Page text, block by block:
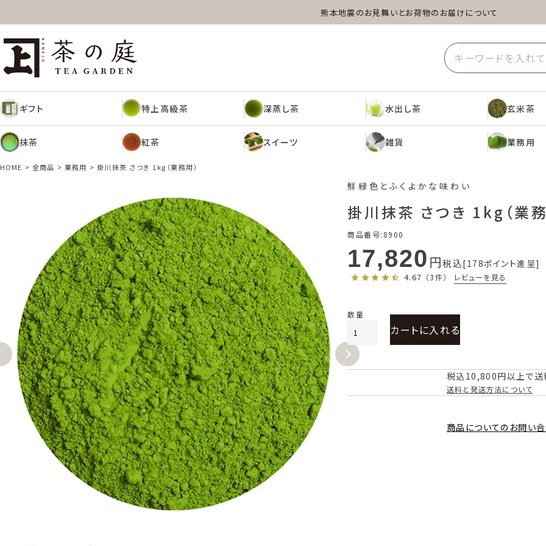
熊本地震のお見舞いとお荷物のお届けについて
水出し茶
抹茶
ギフト 特上高級茶 深蒸し茶 水出し茶 玄米茶
抹茶 紅茶 スイーツ 雑貨 業務用
HOME 全商品 業務用 掛川抹茶 さつき 1kg（業務用）
鮮緑色とふくよかな味わい
掛川抹茶 さつき 1kg（業務
商品番号 8900
17,820 税込 178ポイント進呈
4.67 （3件） レビューを見る
カートに入れる
税込10,800円以上で送
送料と発送方法について
商品についてのお問い